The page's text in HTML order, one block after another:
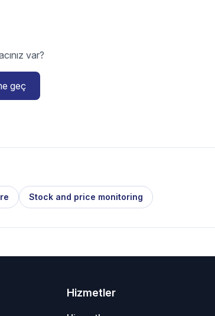
var?
geç
Stock and price monitoring
Hizmetler